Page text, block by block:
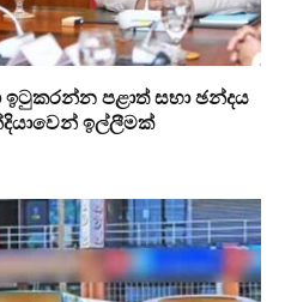
ඉටුකරන්න පළාත් සභා ඡන්දය
ඉල්ලීමක්